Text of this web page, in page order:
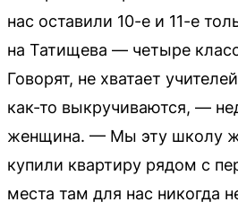
нас оставили 10-е и 11-е
на Татищева — четыре
Говорят, не хватает
как-то выкручиваются, —
женщина. — Мы эту школу
купили квартиру рядом с
места там для нас никогда